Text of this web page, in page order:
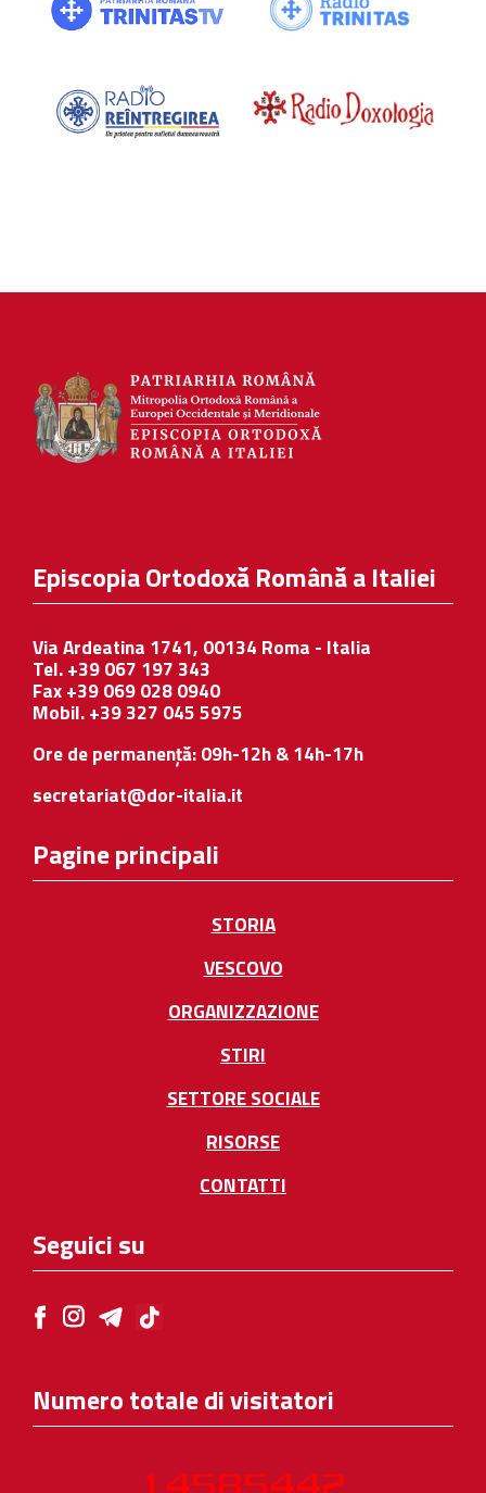
Episcopia Ortodoxă Română a Italiei
Via Ardeatina 1741, 00134 Roma - Italia
Tel. +39 067 197 343
Fax +39 069 028 0940
Mobil. +39 327 045 5975
Ore de permanență: 09h-12h & 14h-17h
secretariat@dor-italia.it
Pagine principali
STORIA
VESCOVO
ORGANIZZAZIONE
STIRI
SETTORE SOCIALE
RISORSE
CONTATTI
Seguici su
Numero totale di visitatori